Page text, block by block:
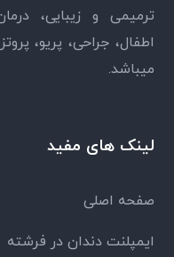
ترمیمی و زیبایی،
اطفال، جراحی، پریو،
میباشد.
لینک های مفید
صفحه اصلی
ایمپلنت دندان در فرشته